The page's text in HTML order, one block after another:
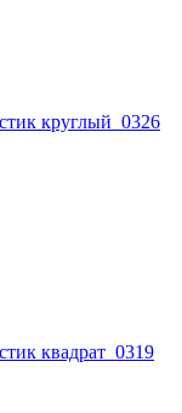
круглый_0326
квадрат_0319